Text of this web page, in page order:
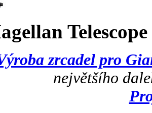
zrcadel pro
největšího